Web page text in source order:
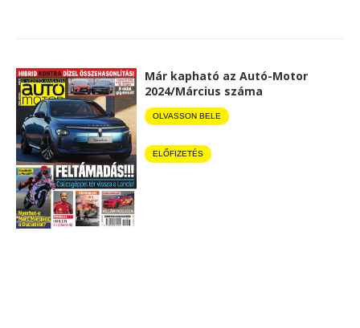
Már kapható az Autó-Motor
2024/Március száma
OLVASSON BELE
ELŐFIZETÉS